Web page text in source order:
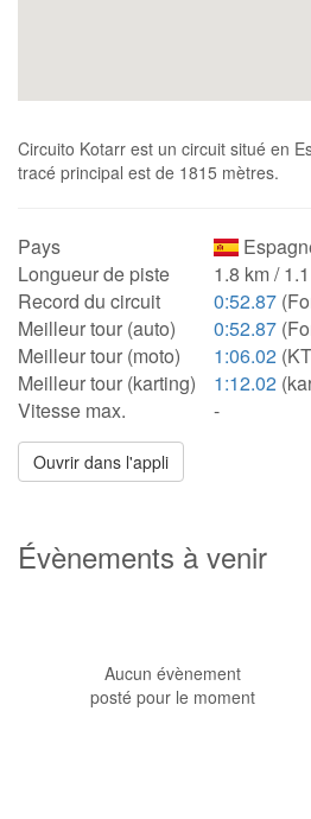
Circuito Kotarr est un circuit situé en
tracé principal est de 1815 mètres.
Pays
Longueur de piste
1.8 km /
Record du circuit
0:52.87
Meilleur tour (auto)
0:52.87
Meilleur tour (moto)
1:06.02
Meilleur tour (karting)
1:12.02
Vitesse max.
-
Ouvrir dans l'appli
Évènements à venir
Aucun évènement
posté pour le moment